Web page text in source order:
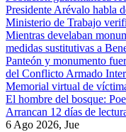
Presidente Arévalo habla
Ministerio de Trabajo
Mientras develaban
medidas sustitutivas a
Panteón y monumento
del Conflicto Armado
Memorial virtual de
El hombre del bosque:
Arrancan 12 días de
6 Ago 2026, Jue